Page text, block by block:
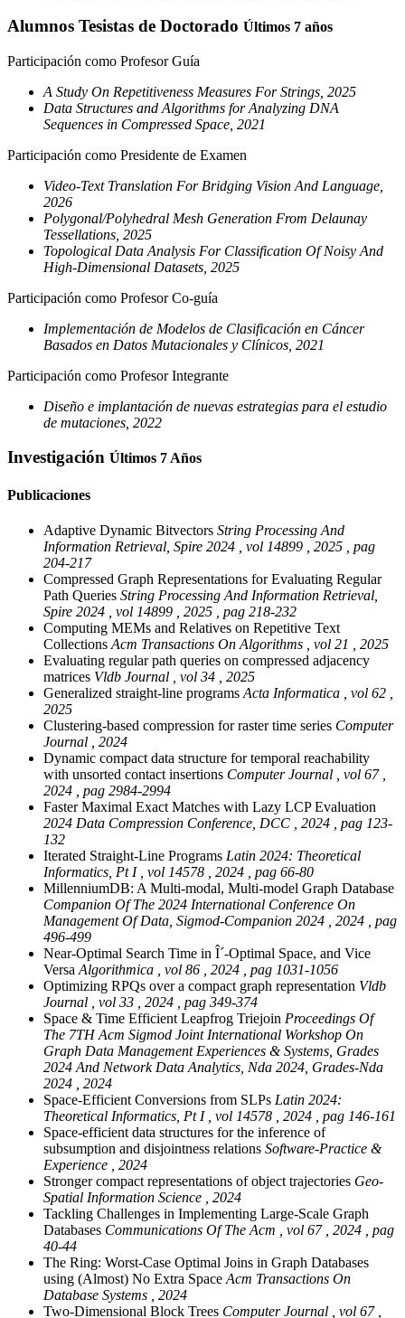
Alumnos Tesistas de Doctorado Últimos 7 años
Participación como Profesor Guía
A Study On Repetitiveness Measures For Strings, 2025
Data Structures and Algorithms for Analyzing DNA
Sequences in Compressed Space, 2021
Participación como Presidente de Examen
Video-Text Translation For Bridging Vision And Language,
2026
Polygonal/Polyhedral Mesh Generation From Delaunay
Tessellations, 2025
Topological Data Analysis For Classification Of Noisy And
High-Dimensional Datasets, 2025
Participación como Profesor Co-guía
Implementación de Modelos de Clasificación en Cáncer
Basados en Datos Mutacionales y Clínicos, 2021
Participación como Profesor Integrante
Diseño e implantación de nuevas estrategias para el estudio
de mutaciones, 2022
Investigación Últimos 7 Años
Publicaciones
Adaptive Dynamic Bitvectors String Processing And
Information Retrieval, Spire 2024 , vol 14899 , 2025 , pag
204-217
Compressed Graph Representations for Evaluating Regular
Path Queries String Processing And Information Retrieval,
Spire 2024 , vol 14899 , 2025 , pag 218-232
Computing MEMs and Relatives on Repetitive Text
Collections Acm Transactions On Algorithms , vol 21 , 2025
Evaluating regular path queries on compressed adjacency
matrices Vldb Journal , vol 34 , 2025
Generalized straight-line programs Acta Informatica , vol 62 ,
2025
Clustering-based compression for raster time series Computer
Journal , 2024
Dynamic compact data structure for temporal reachability
with unsorted contact insertions Computer Journal , vol 67 ,
2024 , pag 2984-2994
Faster Maximal Exact Matches with Lazy LCP Evaluation
2024 Data Compression Conference, DCC , 2024 , pag 123-
132
Iterated Straight-Line Programs Latin 2024: Theoretical
Informatics, Pt I , vol 14578 , 2024 , pag 66-80
MillenniumDB: A Multi-modal, Multi-model Graph Database
Companion Of The 2024 International Conference On
Management Of Data, Sigmod-Companion 2024 , 2024 , pag
496-499
Near-Optimal Search Time in Î´-Optimal Space, and Vice
Versa Algorithmica , vol 86 , 2024 , pag 1031-1056
Optimizing RPQs over a compact graph representation Vldb
Journal , vol 33 , 2024 , pag 349-374
Space & Time Efficient Leapfrog Triejoin Proceedings Of
The 7TH Acm Sigmod Joint International Workshop On
Graph Data Management Experiences & Systems, Grades
2024 And Network Data Analytics, Nda 2024, Grades-Nda
2024 , 2024
Space-Efficient Conversions from SLPs Latin 2024:
Theoretical Informatics, Pt I , vol 14578 , 2024 , pag 146-161
Space-efficient data structures for the inference of
subsumption and disjointness relations Software-Practice &
Experience , 2024
Stronger compact representations of object trajectories Geo-
Spatial Information Science , 2024
Tackling Challenges in Implementing Large-Scale Graph
Databases Communications Of The Acm , vol 67 , 2024 , pag
40-44
The Ring: Worst-Case Optimal Joins in Graph Databases
using (Almost) No Extra Space Acm Transactions On
Database Systems , 2024
Two-Dimensional Block Trees Computer Journal , vol 67 ,